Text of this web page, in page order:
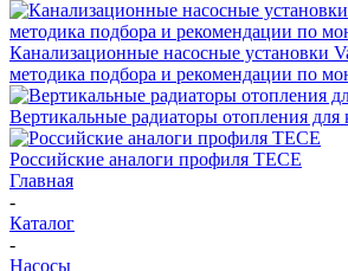
Канализационные насосные установки
методика подбора и рекомендации по
Вертикальные радиаторы отопления для
Российские аналоги профиля TECE
Главная
-
Каталог
-
Насосы